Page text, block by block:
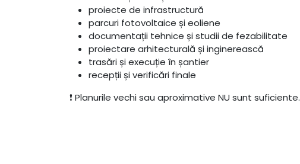
proiecte de infrastructură
parcuri fotovoltaice și eoliene
documentații tehnice și studii de fezabilitate
proiectare arhitecturală și inginerească
trasări și execuție în șantier
recepții și verificări finale
❗ Planurile vechi sau aproximative NU sunt suficiente.